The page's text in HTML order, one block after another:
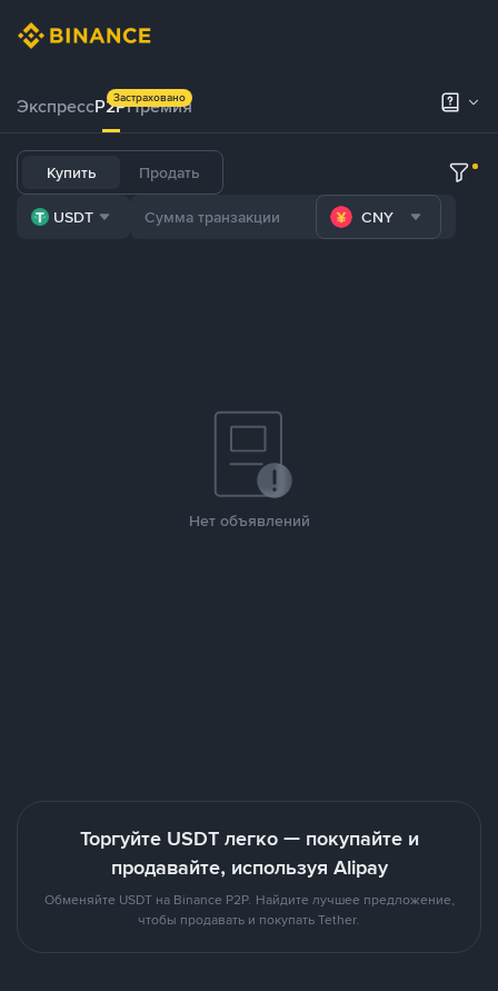
ЭкспрессP2PПремия
Застраховано
Купить Продать
USDT CNY
Нет объявлений
Торгуйте USDT легко — покупайте и
продавайте, используя Alipay
Обменяйте USDT на Binance P2P. Найдите лучшее предложение,
чтобы продавать и покупать Tether.